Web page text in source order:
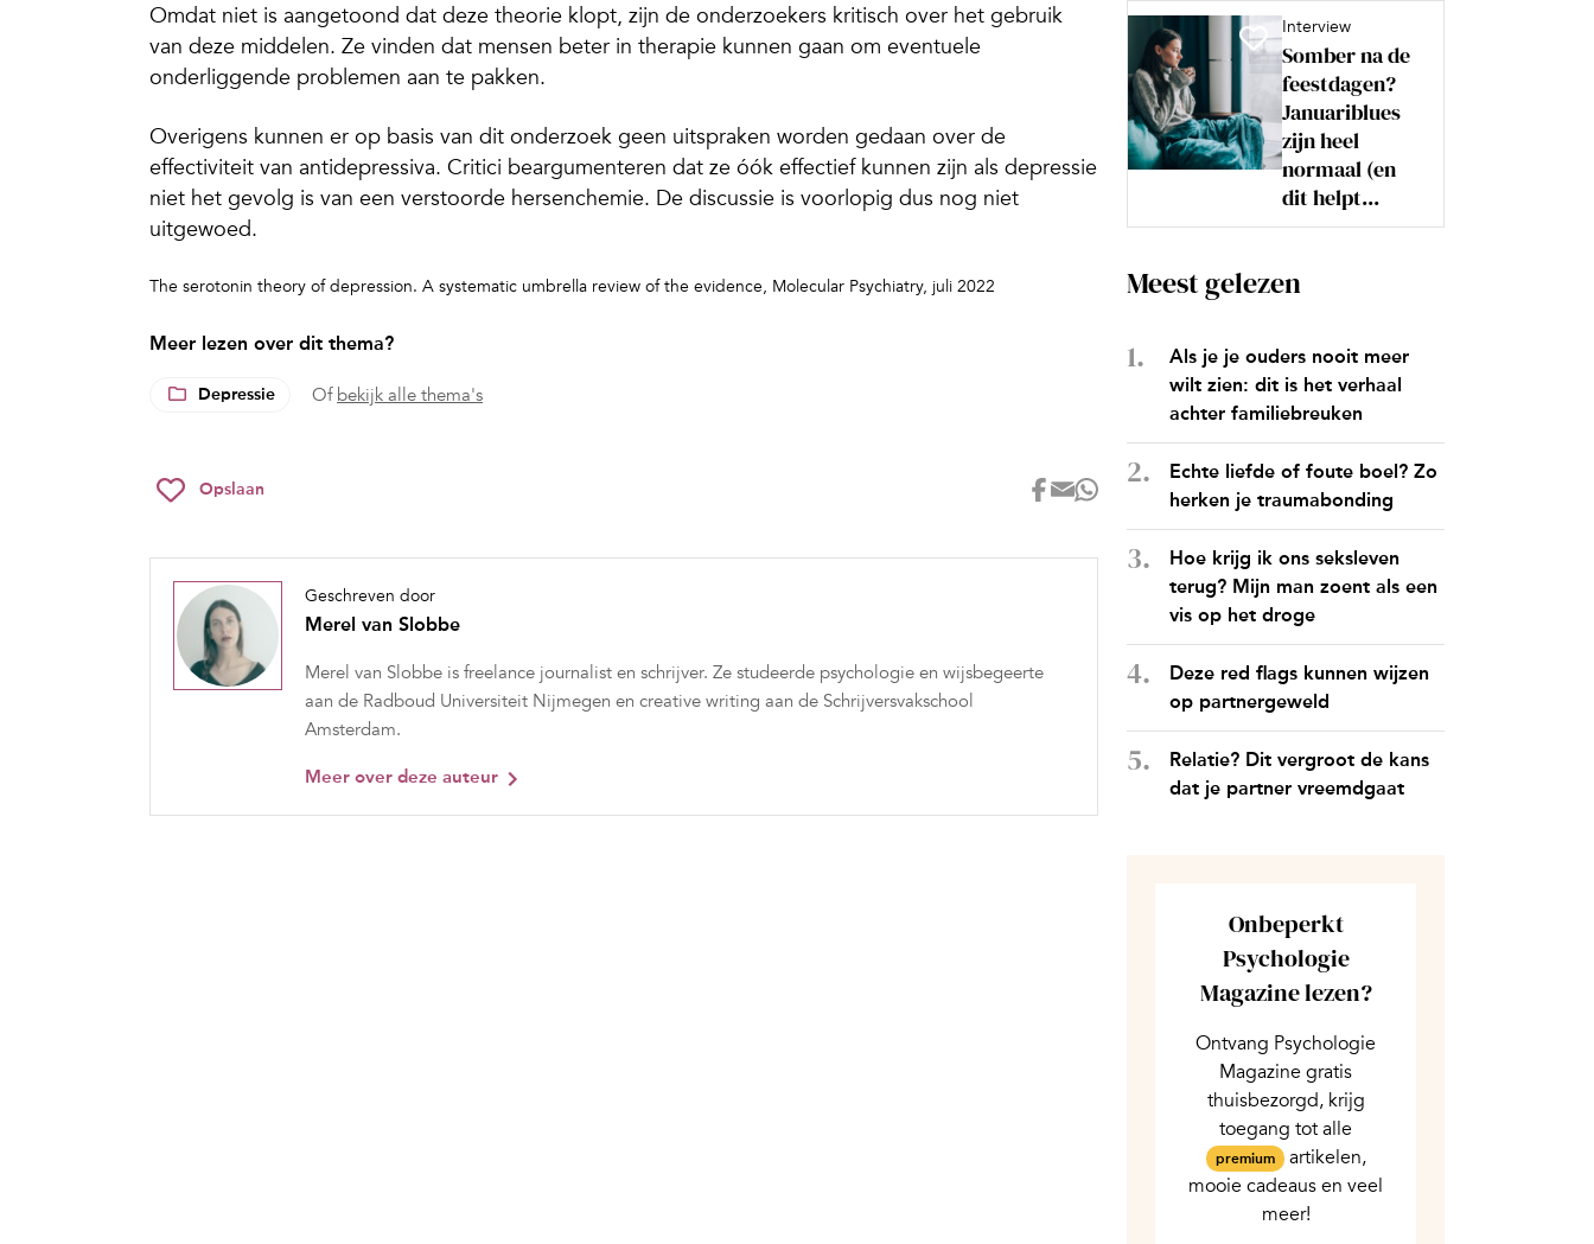
Omdat niet is aangetoond dat deze theorie klopt, zijn de onderzoekers kritisch over het gebruik
van deze middelen. Ze vinden dat mensen beter in therapie kunnen gaan om eventuele
onderliggende problemen aan te pakken.
Overigens kunnen er op basis van dit onderzoek geen uitspraken worden gedaan over de
effectiviteit van antidepressiva. Critici beargumenteren dat ze óók effectief kunnen zijn als depressie
niet het gevolg is van een verstoorde hersenchemie. De discussie is voorlopig dus nog niet
uitgewoed.
The serotonin theory of depression. A systematic umbrella review of the evidence, Molecular Psychiatry, juli 2022
Meer lezen over dit thema?
Depressie Of bekijk alle thema's
Opslaan
Geschreven door
Merel van Slobbe
Merel van Slobbe is freelance journalist en schrijver. Ze studeerde psychologie en wijsbegeerte
aan de Radboud Universiteit Nijmegen en creative writing aan de Schrijversvakschool
Amsterdam.
Meer over deze auteur
Interview
Somber na de
feestdagen?
Januariblues
zijn heel
normaal (en
dit helpt...
Meest gelezen
Als je je ouders nooit meer
wilt zien: dit is het verhaal
achter familiebreuken
Echte liefde of foute boel? Zo
herken je traumabonding
Hoe krijg ik ons seksleven
terug? Mijn man zoent als een
vis op het droge
Deze red flags kunnen wijzen
op partnergeweld
Relatie? Dit vergroot de kans
dat je partner vreemdgaat
Onbeperkt
Psychologie
Magazine lezen?
Ontvang Psychologie
Magazine gratis
thuisbezorgd, krijg
toegang tot alle
premium artikelen,
mooie cadeaus en veel
meer!